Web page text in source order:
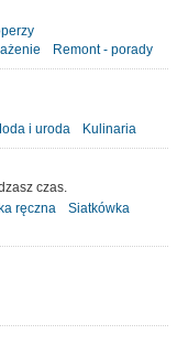
Remont - porady
i uroda Kulinaria
czas.
ręczna
Siatkówka